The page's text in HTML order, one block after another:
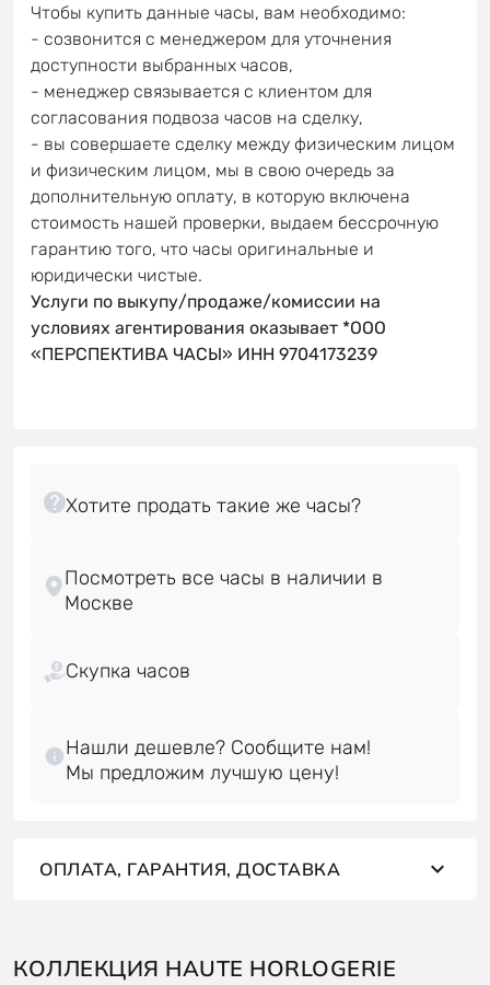
Чтобы купить данные часы, вам необходимо:
- созвонится с менеджером для уточнения
доступности выбранных часов,
- менеджер связывается с клиентом для
согласования подвоза часов на сделку,
- вы совершаете сделку между физическим лицом
и физическим лицом, мы в свою очередь за
дополнительную оплату, в которую включена
стоимость нашей проверки, выдаем бессрочную
гарантию того, что часы оригинальные и
юридически чистые.
Услуги по выкупу/продаже/комиссии на
условиях агентирования оказывает *ООО
«ПЕРСПЕКТИВА ЧАСЫ» ИНН 9704173239
Посмотреть все часы в наличии в
Скупка часов
Нашли дешевле? Сообщите нам!
ОПЛАТА, ГАРАНТИЯ, ДОСТАВКА
КОЛЛЕКЦИЯ HAUTE HORLOGERIE